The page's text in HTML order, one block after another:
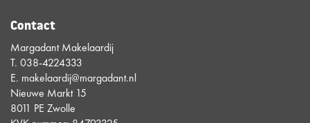
Contact
Margadant Makelaardij
T. 038-4224333
E. makelaardij@margadant.nl
Nieuwe Markt 15
8011 PE Zwolle